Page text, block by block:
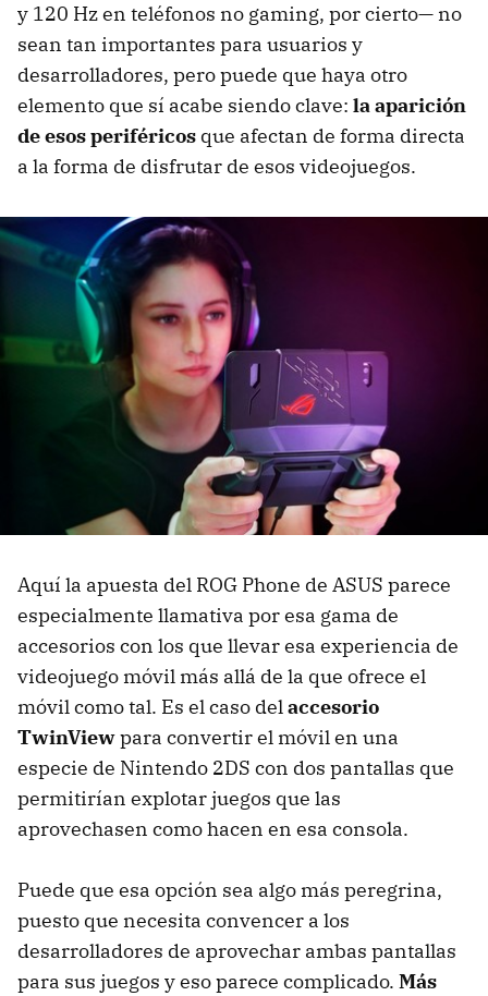
y 120 Hz en teléfonos no gaming, por cierto— no
sean tan importantes para usuarios y
desarrolladores, pero puede que haya otro
elemento que sí acabe siendo clave: la aparición
de esos periféricos que afectan de forma directa
a la forma de disfrutar de esos videojuegos.
Aquí la apuesta del ROG Phone de ASUS parece
especialmente llamativa por esa gama de
accesorios con los que llevar esa experiencia de
videojuego móvil más allá de la que ofrece el
móvil como tal. Es el caso delaccesorio
TwinViewpara convertir el móvil en una
especie de Nintendo 2DS con dos pantallas que
permitirían explotar juegos que las
aprovechasen como hacen en esa consola.
Puede que esa opción sea algo más peregrina,
puesto que necesita convencer a los
desarrolladores de aprovechar ambas pantallas
para sus juegos y eso parece complicado. Más